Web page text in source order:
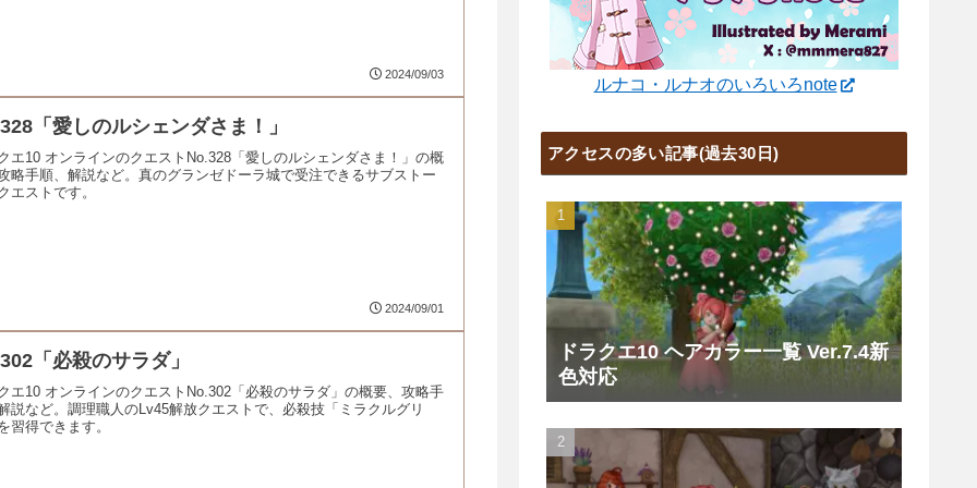
2024/09/03
「愛しのルシェンダさま！」
エ10 オンラインのクエストNo.328「愛しのルシェンダさま！」の概
略手順、解説など。真のグランゼドーラ城で受注できるサブストー
エストです。
2024/09/01
「必殺のサラダ」
エ10 オンラインのクエストNo.302「必殺のサラダ」の概要、攻略手
説など。調理職人のLv45解放クエストで、必殺技「ミラクルグリ
習得できます。
ルナコ・ルナオのいろいろnote
アクセスの多い記事(過去30日)
ドラクエ10 ヘアカラー一覧 Ver.7.4新
色対応